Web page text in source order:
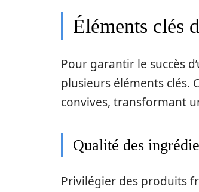
Éléments clés
Pour garantir le succès
plusieurs éléments clés.
convives, transformant
Qualité des
Privilégier des produits